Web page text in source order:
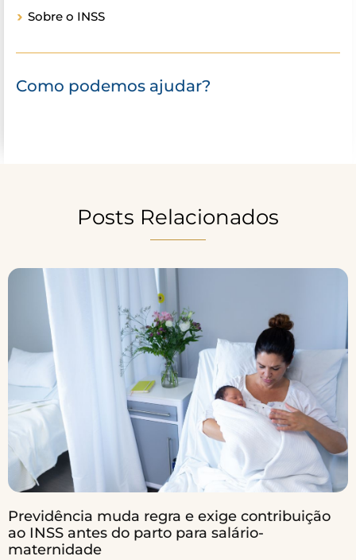
Sobre o INSS
Como podemos ajudar?
Posts Relacionados
Previdência muda regra e exige contribuição
ao INSS antes do parto para salário-
maternidade